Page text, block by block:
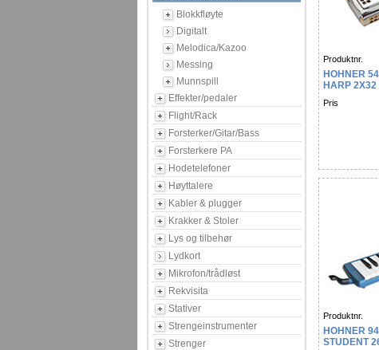
Blokkfløyte
Digitalt
Melodica/Kazoo
Messing
Munnspill
Effekter/pedaler
Flight/Rack
Forsterker/Gitar/Bass
Forsterkere PA
Hodetelefoner
Høyttalere
Kabler & plugger
Krakker & Stoler
Lys og tilbehør
Lydkort
Mikrofon/trådløst
Rekvisita
Stativer
Strengeinstrumenter
Strenger
Produktnr.
HOHNER
HARP 2X32
Pris
Produktnr.
HOHNER
STUDENT